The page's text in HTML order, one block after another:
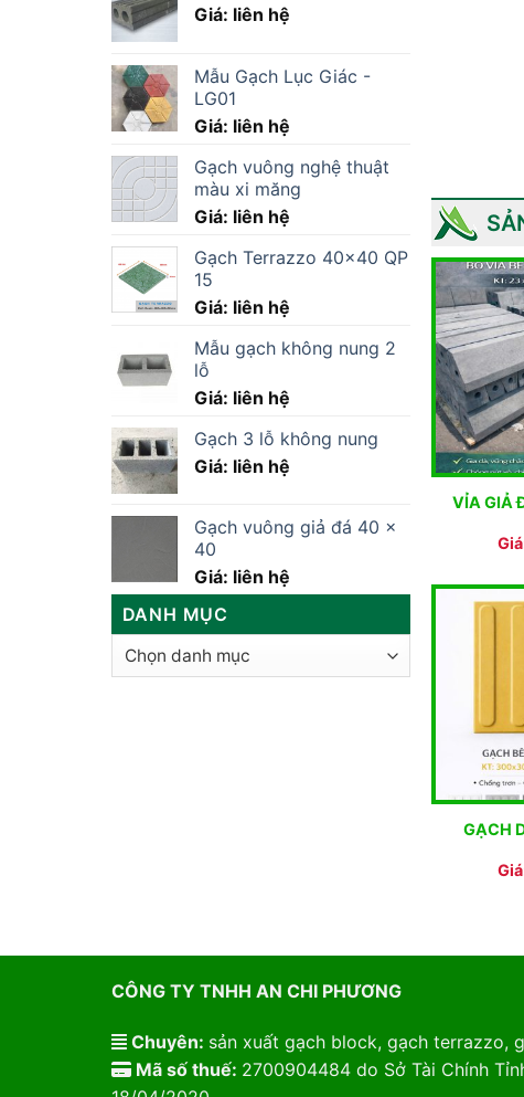
Giá: liên hệ
Mẫu Gạch Lục Giác -
LG01
Giá: liên hệ
Gạch vuông nghệ thuật
màu xi măng
Giá: liên hệ
Gạch Terrazzo 40×40 QP
15
Giá: liên hệ
Mẫu gạch không nung 2
lỗ
Giá: liên hệ
Gạch 3 lỗ không nung
Giá: liên hệ
Gạch vuông giả đá 40 x
40
Giá: liên hệ
DANH MỤC
Danh
VỈA GIẢ
GẠCH
CÔNG TY TNHH AN CHI PHƯƠNG
Chuyên: sản xuất gạch block, gạch terrazzo,
Mã số thuế: 2700904484 do Sở Tài Chính